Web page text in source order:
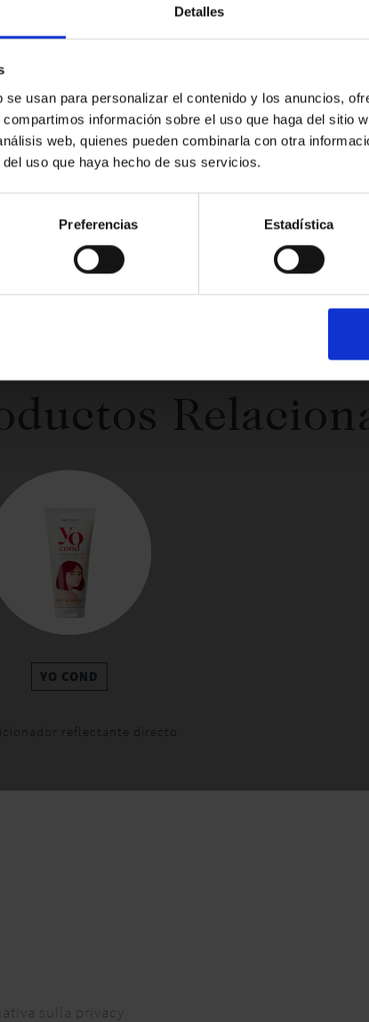
Detalles
usan para personalizar el contenido y los anuncios,
información sobre el uso que haga del sitio
web, quienes pueden combinarla con otra
uso que haya hecho de sus servicios.
Preferencias Estadística
a la acción delicada
natural : valor
a la mezcla de la
vol.
YO COND
reflectante directo
sulla privacy